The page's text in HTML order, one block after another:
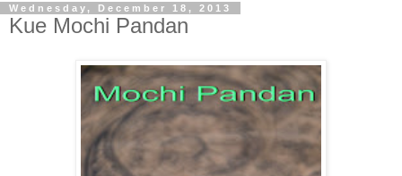
Wednesday, December 18, 2013
Kue Mochi Pandan